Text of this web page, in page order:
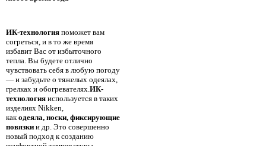
ИК-технология поможет вам
согреться, и в то же время
избавит Вас от избыточного
тепла. Вы будете отлично
чувствовать себя в любую погоду
— и забудьте о тяжелых одеялах,
грелках и обогревателях.ИК-
технология используется в таких
изделиях Nikken,
какодеяла, носки, фиксирующие
повязки и др. Это совершенно
новый подход к созданию